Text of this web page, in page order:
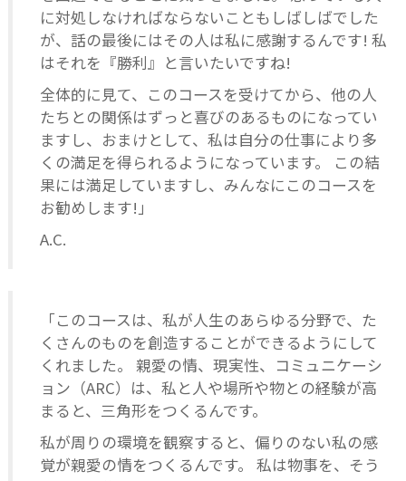
に対処しなければならないこともしばしばでした
が、話の最後にはその人は私に感謝するんです! 私
はそれを『勝利』と言いたいですね!
全体的に見て、このコースを受けてから、他の人
たちとの関係はずっと喜びのあるものになってい
ますし、おまけとして、私は自分の仕事により多
くの満足を得られるようになっています。 この結
果には満足していますし、みんなにこのコースを
お勧めします!」
A.C.
「このコースは、私が人生のあらゆる分野で、た
くさんのものを創造することができるようにして
くれました。 親愛の情、現実性、コミュニケーシ
ョン（ARC）は、私と人や場所や物との経験が高
まると、三角形をつくるんです。
私が周りの環境を観察すると、偏りのない私の感
覚が親愛の情をつくるんです。 私は物事を、そう